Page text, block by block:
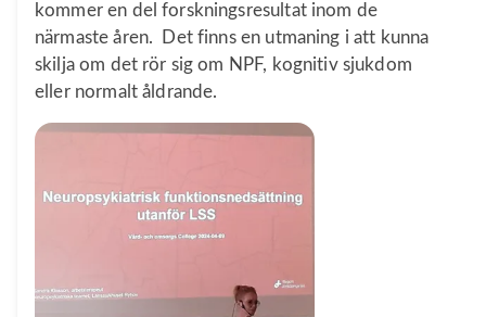
kommer en del forskningsresultat inom de
närmaste åren. Det finns en utmaning i att kunna
skilja om det rör sig om NPF, kognitiv sjukdom
eller normalt åldrande.